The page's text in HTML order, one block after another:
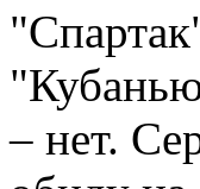
– нет.